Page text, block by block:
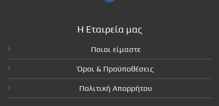
Η Εταιρεία μας
Ποιοι είμαστε
Όροι & Προϋποθέσεις
Πολιτική Απορρήτου